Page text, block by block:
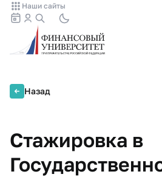
Наши сайты
Назад
Стажировка в